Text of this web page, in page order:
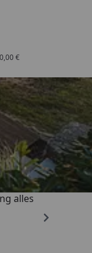
€
die
alles